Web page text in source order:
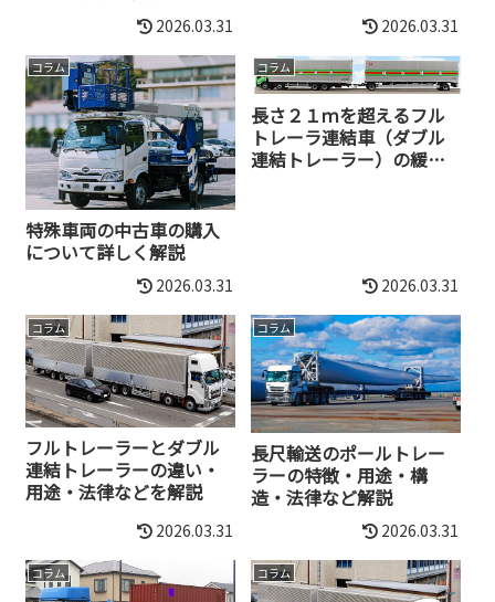
2026.03.31 2026.03.31
コラム
特殊車両の中古車の購入
について詳しく解説
2026.03.31
コラム
長さ２１ｍを超えるフル
トレーラ連結車（ダブル
連結トレーラー）の緩和
2026.03.31
コラム
フルトレーラーとダブル
連結トレーラーの違い・
用途・法律などを解説
2026.03.31
コラム
長尺輸送のポールトレー
ラーの特徴・用途・構
造・法律など解説
2026.03.31
コラム コラム